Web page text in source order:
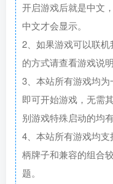
开启游戏后就是中文
中文才会显示。
2、如果游戏可以联
的方式请查看游戏说明
3、本站所有游戏均
即可开始游戏，无需
别游戏特殊启动的均
4、本站所有游戏均
柄牌子和兼容的组合
题。